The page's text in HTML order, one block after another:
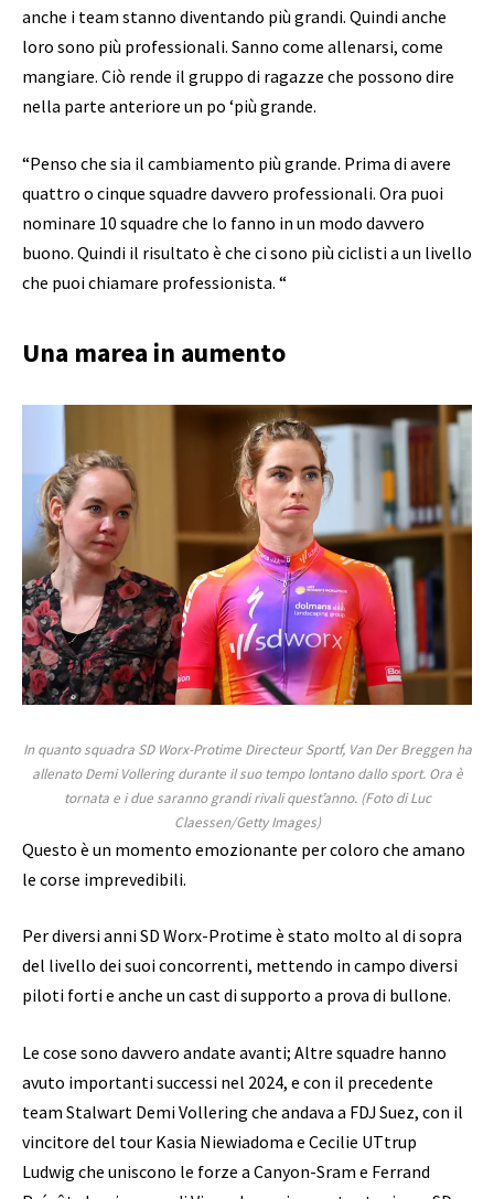
anche i team stanno diventando più grandi. Quindi anche
loro sono più professionali. Sanno come allenarsi, come
mangiare. Ciò rende il gruppo di ragazze che possono dire
nella parte anteriore un po ‘più grande.
“Penso che sia il cambiamento più grande. Prima di avere
quattro o cinque squadre davvero professionali. Ora puoi
nominare 10 squadre che lo fanno in un modo davvero
buono. Quindi il risultato è che ci sono più ciclisti a un livello
che puoi chiamare professionista. “
Una marea in aumento
In quanto squadra SD Worx-Protime Directeur Sportf, Van Der Breggen ha
allenato Demi Vollering durante il suo tempo lontano dallo sport. Ora è
tornata e i due saranno grandi rivali quest’anno. (Foto di Luc
Claessen/Getty Images)
Questo è un momento emozionante per coloro che amano
le corse imprevedibili.
Per diversi anni SD Worx-Protime è stato molto al di sopra
del livello dei suoi concorrenti, mettendo in campo diversi
piloti forti e anche un cast di supporto a prova di bullone.
Le cose sono davvero andate avanti; Altre squadre hanno
avuto importanti successi nel 2024, e con il precedente
team Stalwart Demi Vollering che andava a FDJ Suez, con il
vincitore del tour Kasia Niewiadoma e Cecilie UTtrup
Ludwig che uniscono le forze a Canyon-Sram e Ferrand